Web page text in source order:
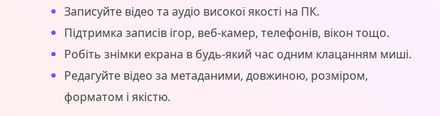
Записуйте відео та аудіо високої якості на ПК.
Підтримка записів ігор, веб-камер, телефонів, вікон тощо.
Робіть знімки екрана в будь-який час одним клацанням миші.
Редагуйте відео за метаданими, довжиною, розміром,
форматом і якістю.